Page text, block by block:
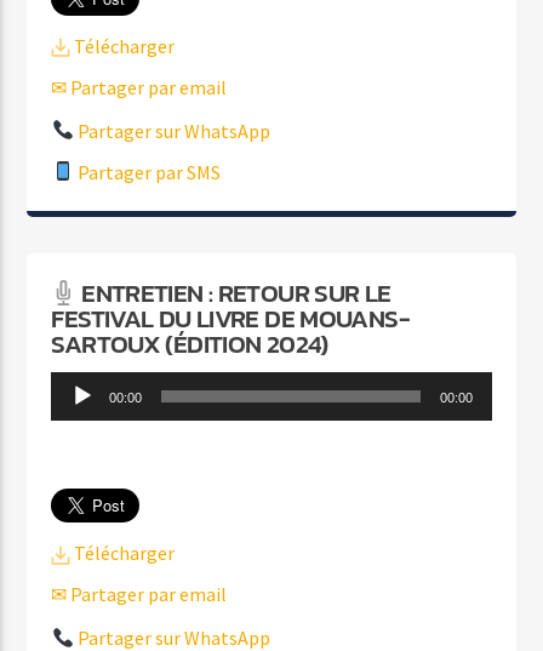
Télécharger
✉ Partager par email
Partager sur WhatsApp
Partager par SMS
ENTRETIEN : RETOUR SUR LE
FESTIVAL DU LIVRE DE MOUANS-
SARTOUX (ÉDITION 2024)
Lecteur
audio
00:00 00:00
Télécharger
✉ Partager par email
Partager sur WhatsApp